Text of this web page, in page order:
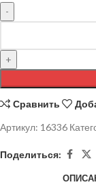
Сравнить
Артикул: 16336
Поделиться: